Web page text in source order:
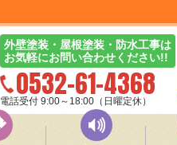
外壁塗装・屋根塗装・防水工事は
お気軽にお問い合わせください!!
0532-61-4368
電話受付 9:00～18:00（日曜定休）